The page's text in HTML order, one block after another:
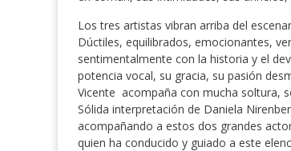
Los tres artistas vibran arriba del
Dúctiles, equilibrados, emocionantes,
sentimentalmente con la historia y el
potencia vocal, su gracia, su pasión
Vicente acompaña con mucha soltura,
Sólida interpretación de Daniela
acompañando a estos dos grandes
quien ha conducido y guiado a este